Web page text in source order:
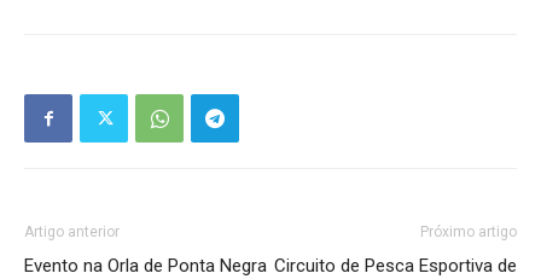
Artigo anterior
Evento na Orla de Ponta Negra
Próximo artigo
Circuito de Pesca Esportiva de